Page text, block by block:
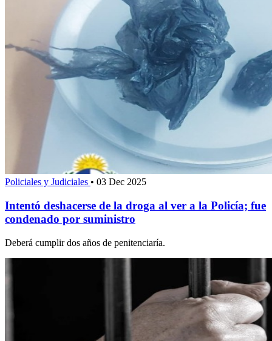
Policiales y Judiciales • 03 Dec 2025
Intentó deshacerse de la droga al ver a la Policía; fue
condenado por suministro
Deberá cumplir dos años de penitenciaría.